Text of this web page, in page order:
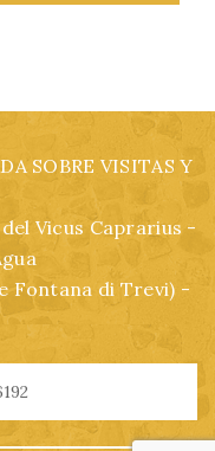
SOBRE VISITAS Y
Vicus Caprarius -
Fontana di Trevi) -